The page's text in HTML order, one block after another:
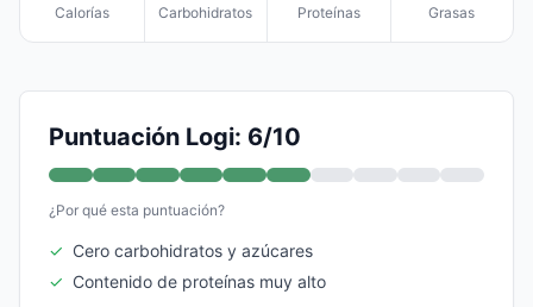
Calorías Carbohidratos Proteínas Grasas
Puntuación Logi: 6/10
¿Por qué esta puntuación?
✓ Cero carbohidratos y azúcares
✓ Contenido de proteínas muy alto